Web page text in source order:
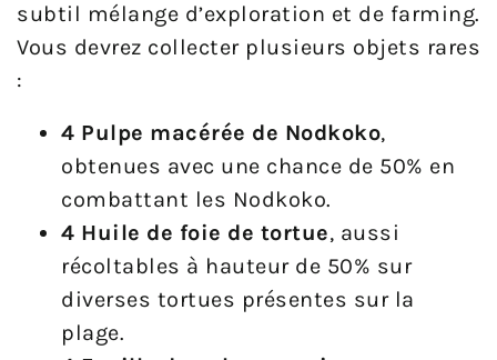
subtil mélange d’exploration et de farming.
Vous devrez collecter plusieurs objets rares
:
4 Pulpe macérée de Nodkoko,
obtenues avec une chance de 50% en
combattant les Nodkoko.
4 Huile de foie de tortue, aussi
récoltables à hauteur de 50% sur
diverses tortues présentes sur la
plage.